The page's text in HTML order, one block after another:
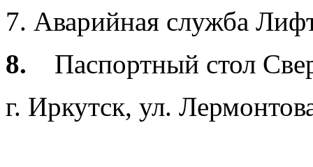
7. Аварийная служба
8. Паспортный стол
г. Иркутск, ул.